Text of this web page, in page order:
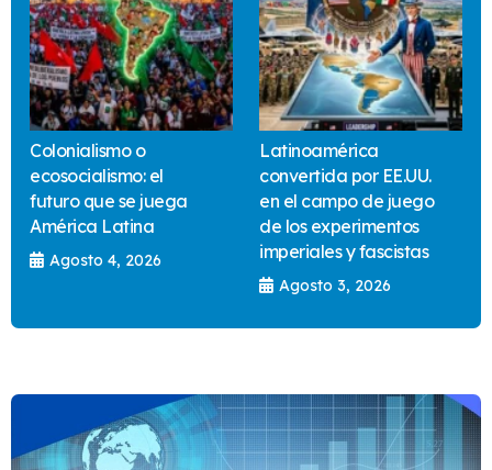
Colonialismo o
ecosocialismo: el
futuro que se juega
América Latina
Agosto 4, 2026
Latinoamérica
convertida por EE.UU.
en el campo de juego
de los experimentos
imperiales y fascistas
Agosto 3, 2026